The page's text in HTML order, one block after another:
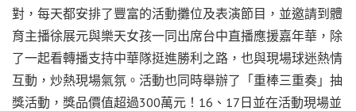
對，每天都安排了豐富的活動攤位及表演節目，並邀請到體
育主播徐展元與樂天女孩一同出席台中直播應援嘉年華，除
了一起看轉播支持中華隊挺進勝利之路，也與現場球迷熱情
互動，炒熱現場氣氛。活動也同時舉辦了「重棒三重奏」抽
獎活動，獎品價值超過300萬元！16、17日並在活動現場並